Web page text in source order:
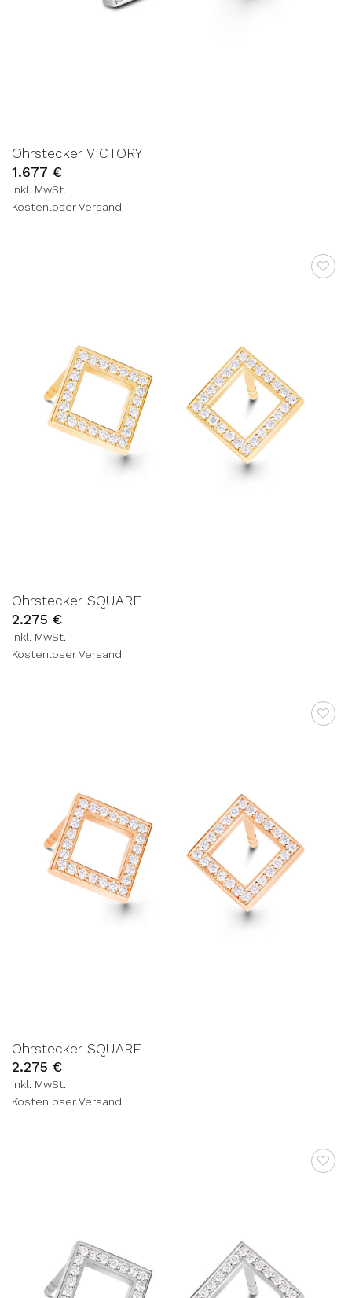
Ohrstecker VICTORY
1.677 €
inkl. MwSt.
Kostenloser Versand
Ohrstecker SQUARE
2.275 €
inkl. MwSt.
Kostenloser Versand
Ohrstecker SQUARE
2.275 €
inkl. MwSt.
Kostenloser Versand